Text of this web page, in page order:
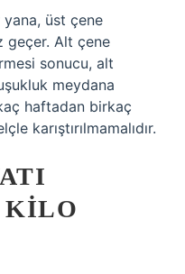
üst çene
geçer. Alt çene
sonucu, alt
meydana
haftadan birkaç
karıştırılmamalıdır.
KILO